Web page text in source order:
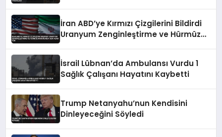
İran ABD’ye Kırmızı Çizgilerini Bildirdi
Uranyum Zenginleştirme ve Hürmüz
İsrail Lübnan’da Ambulansı Vurdu 1
Sağlık Çalışanı Hayatını Kaybetti
Trump Netanyahu’nun Kendisini
Dinleyeceğini Söyledi